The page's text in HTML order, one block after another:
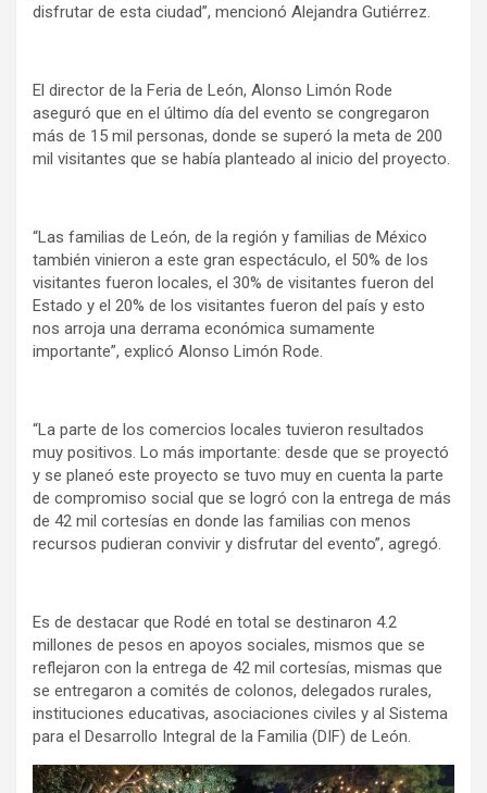
disfrutar de esta ciudad”, mencionó Alejandra Gutiérrez.
El director de la Feria de León, Alonso Limón Rode
aseguró que en el último día del evento se congregaron
más de 15 mil personas, donde se superó la meta de 200
mil visitantes que se había planteado al inicio del proyecto.
“Las familias de León, de la región y familias de México
también vinieron a este gran espectáculo, el 50% de los
visitantes fueron locales, el 30% de visitantes fueron del
Estado y el 20% de los visitantes fueron del país y esto
nos arroja una derrama económica sumamente
importante”, explicó Alonso Limón Rode.
“La parte de los comercios locales tuvieron resultados
muy positivos. Lo más importante: desde que se proyectó
y se planeó este proyecto se tuvo muy en cuenta la parte
de compromiso social que se logró con la entrega de más
de 42 mil cortesías en donde las familias con menos
recursos pudieran convivir y disfrutar del evento”, agregó.
Es de destacar que Rodé en total se destinaron 4.2
millones de pesos en apoyos sociales, mismos que se
reflejaron con la entrega de 42 mil cortesías, mismas que
se entregaron a comités de colonos, delegados rurales,
instituciones educativas, asociaciones civiles y al Sistema
para el Desarrollo Integral de la Familia (DIF) de León.